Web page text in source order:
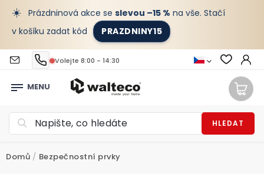
☀️ Prázdninová akce se slevou –15 % na vše. Stačí
v košíku zadat kód
PRAZDNINY15
Volejte 8:00 - 14:30
HLEDAT
Domů / Bezpečnostní prvky